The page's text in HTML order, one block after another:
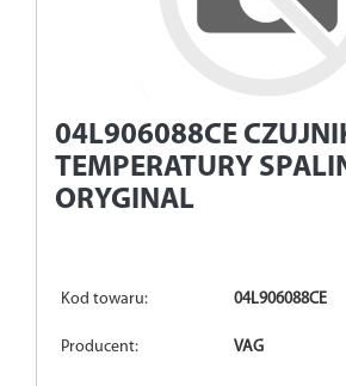
04L906088CE
TEMPERATURY
ORYGINAL
Kod towaru: 04L906088CE
Producent: VAG